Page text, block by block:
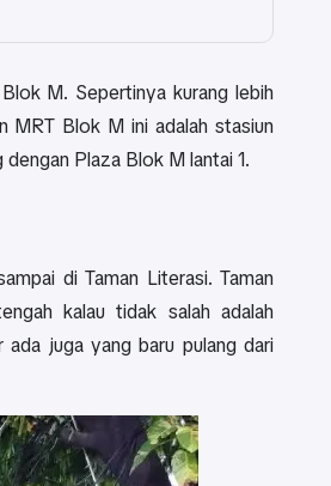
M. Sepertinya kurang lebih
MRT Blok M ini adalah stasiun
Plaza Blok M lantai 1.
di Taman Literasi. Taman
kalau tidak salah adalah
juga yang baru pulang dari